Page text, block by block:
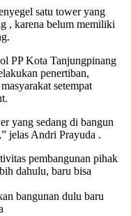
satu tower yang
, karena belum memiliki
PP Kota Tanjungpinang
penertiban,
setempat
yang sedang di bangun
jelas Andri Prayuda .
pembangunan pihak
dahulu, baru bisa
bangunan dulu baru